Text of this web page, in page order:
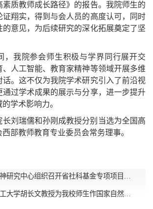
素质教师成长路径》的报告。我院师生的
证翔实，得到与会人员的高度认可，同时
的意见，为后续研究的深化拓展奠定了坚
，我院参会师生积极与学界同行展开交
人工智能、教育家精神等领域开展多维
话。这不仅为我院学术研究引入了前沿视
通过学术成果的展示与分享，进一步提升
学术影响力。
长刘瑞儒和孙刚成教授分别当选为全国高
部教师教育专业委员会常务理事。